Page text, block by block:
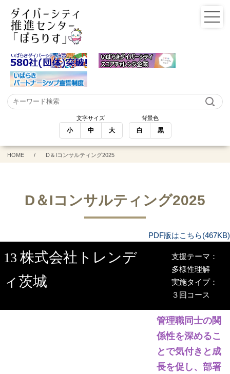
文字サイズ
小 中 大
背景色
白 黒
HOME D＆Iコンサルティング2025
D＆Iコンサルティング2025
PDF版はこちら(467KB)
13 株式会社トレンデ
ィ茨城
支援テーマ：
多様性理解
実施タイプ：
３回コース
管理職同士の関
係性を深めるこ
とで気付きと成
長を促し、部署